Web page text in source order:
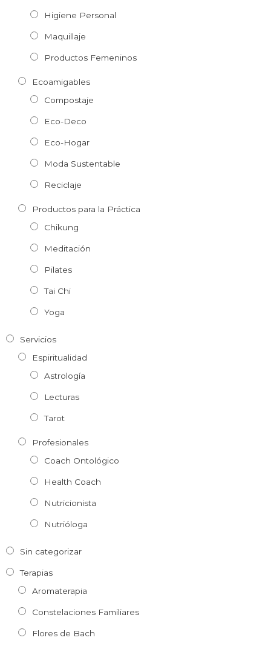
Higiene Personal
Maquillaje
Productos Femeninos
Ecoamigables
Compostaje
Eco-Deco
Eco-Hogar
Moda Sustentable
Reciclaje
Productos para la Práctica
Chikung
Meditación
Pilates
Tai Chi
Yoga
Servicios
Espiritualidad
Astrología
Lecturas
Tarot
Profesionales
Coach Ontológico
Health Coach
Nutricionista
Nutrióloga
Sin categorizar
Terapias
Aromaterapia
Constelaciones Familiares
Flores de Bach